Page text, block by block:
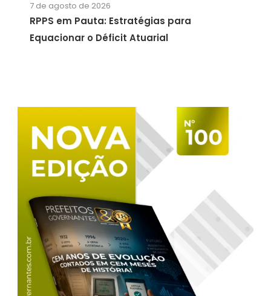
7 de agosto de 2026
RPPS em Pauta: Estratégias para
Equacionar o Déficit Atuarial